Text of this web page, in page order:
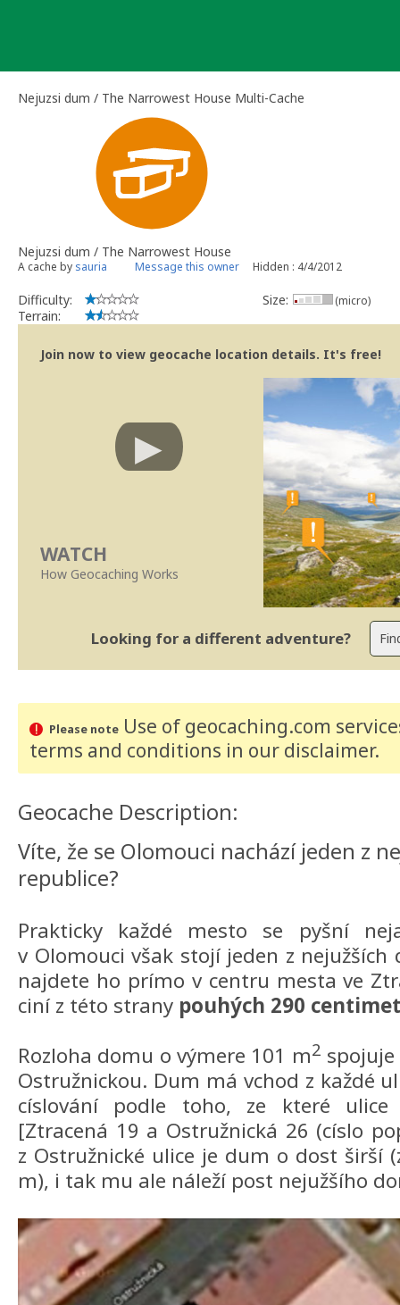
Nejuzsi dum / The Narrowest House Multi-Cache
Nejuzsi dum / The Narrowest House
A cache by sauria Message this owner Hidden : 4/4/2012
Difficulty:
Terrain:
Size: (micro)
Join now to view geocache location details. It's free!
WATCH
How Geocaching Works
Looking for a different adventure?
Please noteUse of geocaching.com
terms and conditions in our disclaimer.
Geocache Description:
Víte, že se Olomouci nachází jeden z
republice?
Prakticky každé mesto se pyšní
v Olomouci však stojí jeden z nejužších
najdete ho prímo v centru mesta ve
ciní z této strany pouhých 290
Rozloha domu o výmere 101 m2 spojuje
Ostružnickou. Dum má vchod z každé
císlování podle toho, ze které
[Ztracená 19 a Ostružnická 26 (císlo
z Ostružnické ulice je dum o dost širší
m), i tak mu ale náleží post nejužšího